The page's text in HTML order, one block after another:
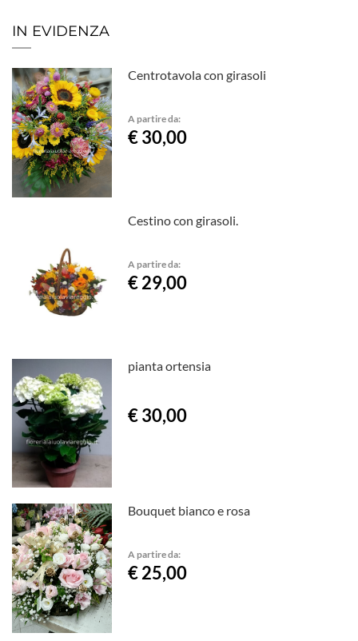
IN EVIDENZA
Centrotavola con girasoli
A partire da:
€ 30,00
Cestino con girasoli.
A partire da:
€ 29,00
pianta ortensia
€ 30,00
Bouquet bianco e rosa
A partire da:
€ 25,00